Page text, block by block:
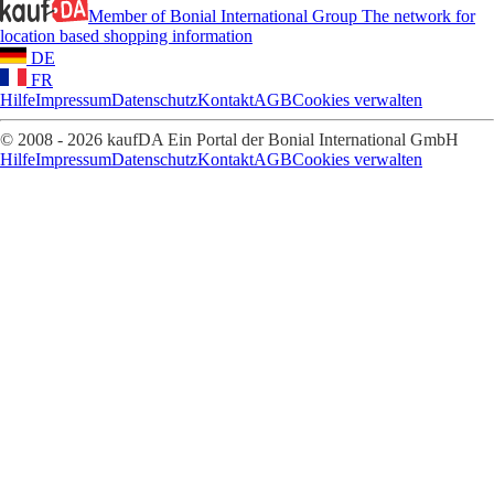
Member of Bonial International Group The network for
location based shopping information
DE
FR
HilfeImpressumDatenschutzKontaktAGBCookies verwalten
© 2008 - 2026 kaufDA Ein Portal der Bonial International GmbH
HilfeImpressumDatenschutzKontaktAGBCookies verwalten